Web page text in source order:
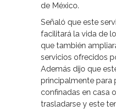
de México.
Señaló que este
facilitará la vida de
que también
servicios ofrecidos
Además dijo que
principalmente para
confinadas en casa
trasladarse y este